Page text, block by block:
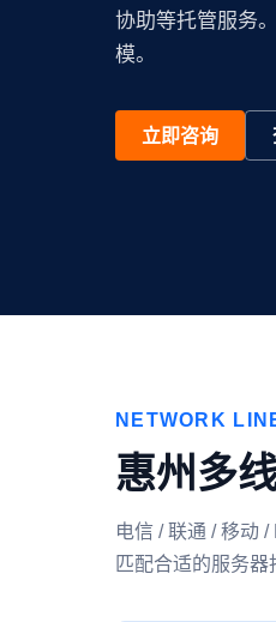
协助等托管服务
模。
立即咨询
NETWORK
惠州多
电信 / 联通 / 移动
匹配合适的服务器